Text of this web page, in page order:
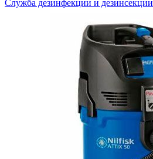
Служба дезинфекции и дезинсекции